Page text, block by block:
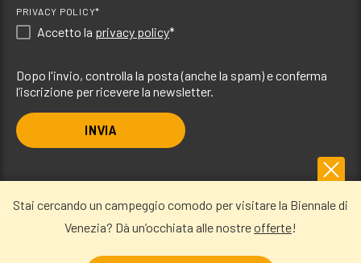
PRIVACY POLICY*
Accetto la privacy policy*
Dopo l'invio, controlla la posta (anche la spam) e conferma
l’iscrizione per ricevere la newsletter.
INVIA
Stai cercando un campeggio comodo per visitare la Biennale di
Venezia? Dà un’occhiata alle nostreofferte!